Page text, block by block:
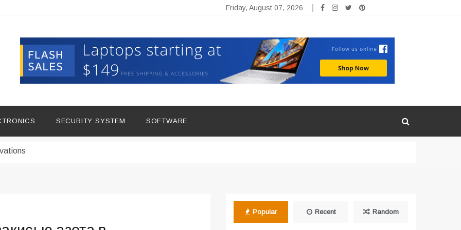
Friday, August 07, 2026
SECURITY SYSTEM SOFTWARE
Popular Recent Random